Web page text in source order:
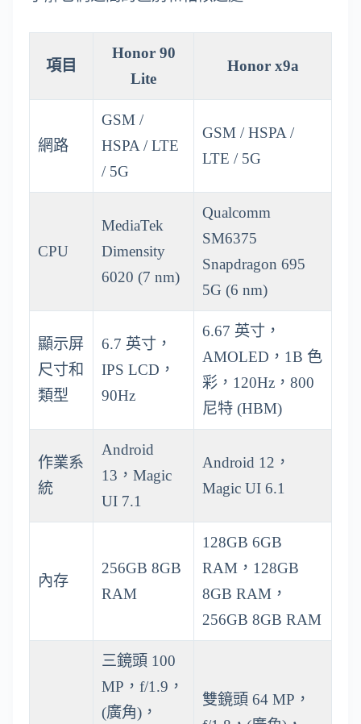
項目
Honor 90
Lite
Honor x9a
網路
GSM /
HSPA / LTE
/ 5G
GSM / HSPA /
LTE / 5G
CPU
MediaTek
Dimensity
6020 (7 nm)
Qualcomm
SM6375
Snapdragon 695
5G (6 nm)
顯示屏
尺寸和
類型
6.7 英寸，
IPS LCD，
90Hz
6.67 英寸，
AMOLED，1B 色
彩，120Hz，800
尼特 (HBM)
作業系
統
Android
13，Magic
UI 7.1
Android 12，
Magic UI 6.1
內存
256GB 8GB
RAM
128GB 6GB
RAM，128GB
8GB RAM，
256GB 8GB RAM
三鏡頭 100
MP，f/1.9，
(廣角)，
雙鏡頭 64 MP，